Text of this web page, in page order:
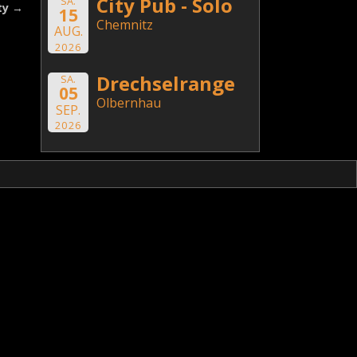
→ 15
AUG.
2026
Chemnitz
SA.
05
SEP.
2026
Drechselrange
Olbernhau